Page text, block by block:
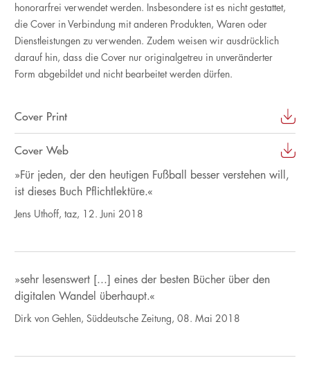
honorarfrei verwendet werden. Insbesondere ist es nicht gestattet,
die Cover in Verbindung mit anderen Produkten, Waren oder
Dienstleistungen zu verwenden. Zudem weisen wir ausdrücklich
darauf hin, dass die Cover nur originalgetreu in unveränderter
Form abgebildet und nicht bearbeitet werden dürfen.
Cover Print
Cover Web
»Für jeden, der den heutigen Fußball besser verstehen will,
ist dieses Buch Pflichtlektüre.«
Jens Uthoff, taz, 12. Juni 2018
»sehr lesenswert [...] eines der besten Bücher über den
digitalen Wandel überhaupt.«
Dirk von Gehlen, Süddeutsche Zeitung, 08. Mai 2018